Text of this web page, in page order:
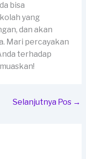
bisa
yang
dan akan
Mari percayakan
terhadap
Selanjutnya Pos →